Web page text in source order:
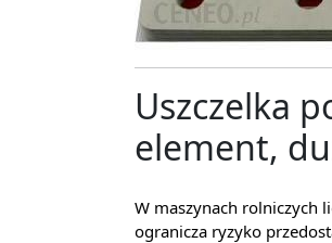
Uszczelka
element,
W maszynach rolniczych
ogranicza ryzyko